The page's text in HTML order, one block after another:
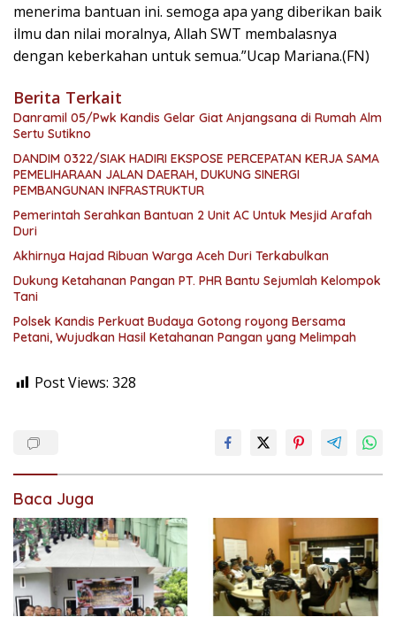
menerima bantuan ini. semoga apa yang diberikan baik
ilmu dan nilai moralnya, Allah SWT membalasnya
dengan keberkahan untuk semua.”Ucap Mariana.(FN)
Berita Terkait
Danramil 05/Pwk Kandis Gelar Giat Anjangsana di Rumah Alm
Sertu Sutikno
DANDIM 0322/SIAK HADIRI EKSPOSE PERCEPATAN KERJA SAMA
PEMELIHARAAN JALAN DAERAH, DUKUNG SINERGI
PEMBANGUNAN INFRASTRUKTUR
Pemerintah Serahkan Bantuan 2 Unit AC Untuk Mesjid Arafah
Duri
Akhirnya Hajad Ribuan Warga Aceh Duri Terkabulkan
Dukung Ketahanan Pangan PT. PHR Bantu Sejumlah Kelompok
Tani
Polsek Kandis Perkuat Budaya Gotong royong Bersama
Petani, Wujudkan Hasil Ketahanan Pangan yang Melimpah
Post Views: 328
Baca Juga